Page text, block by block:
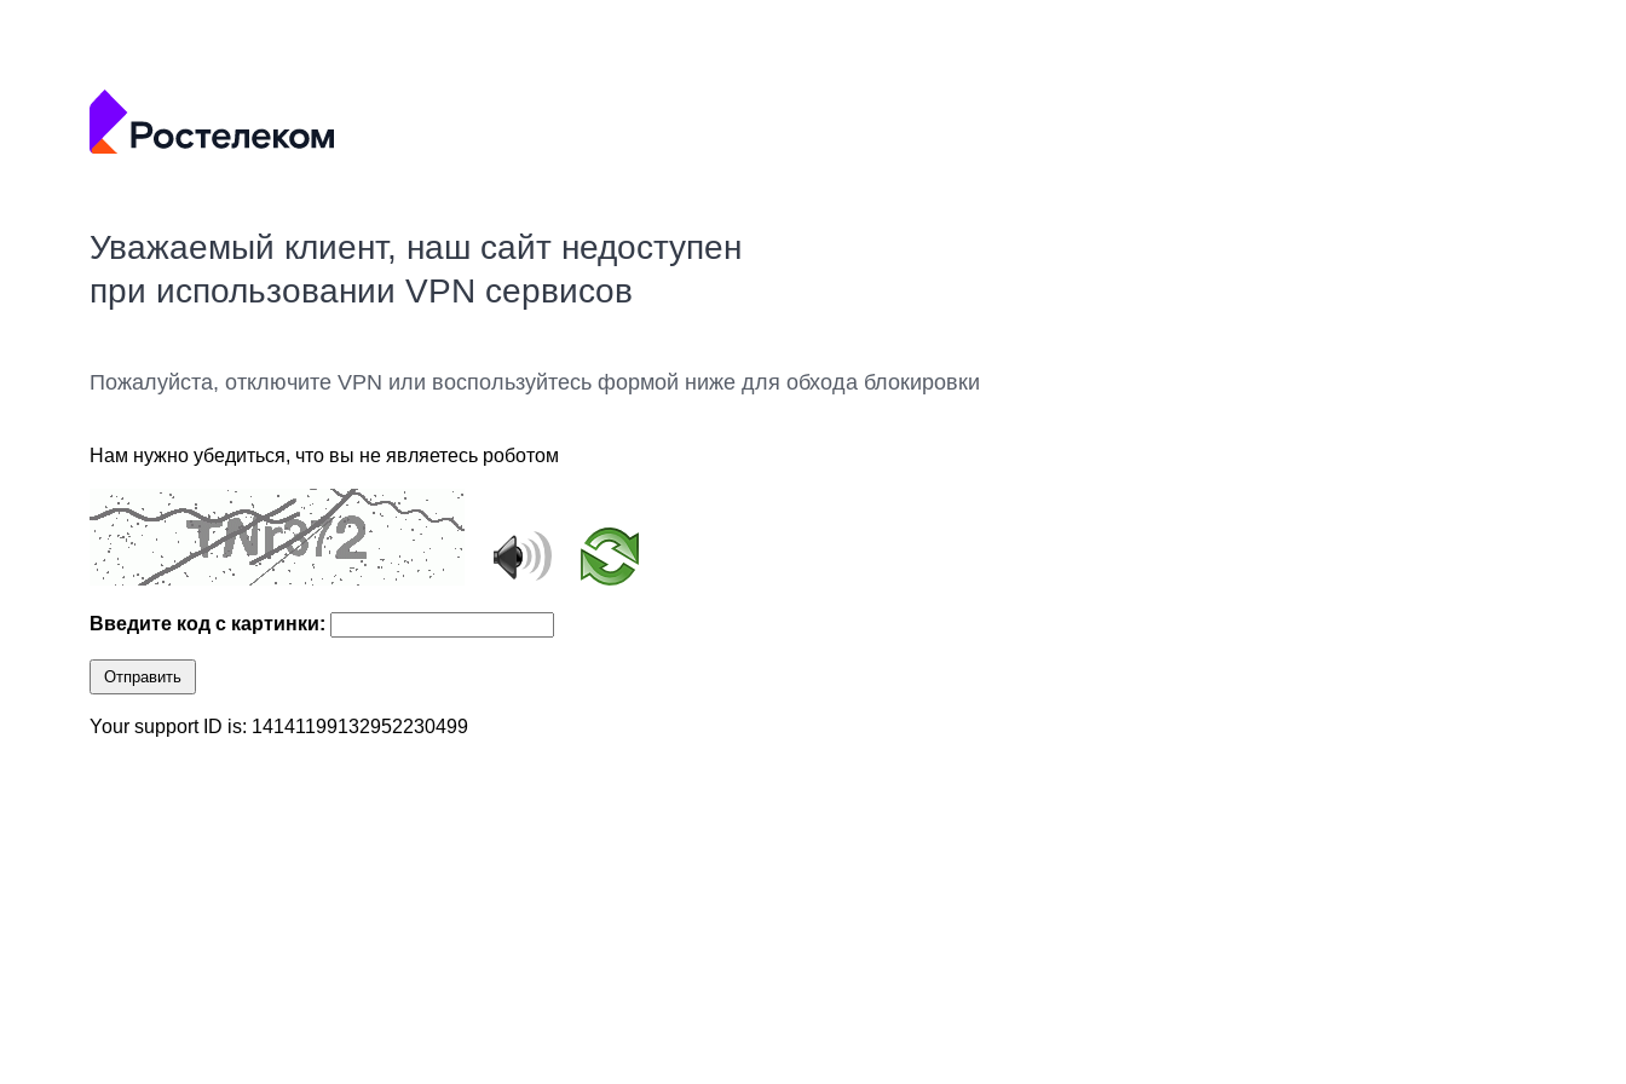
Уважаемый клиент, наш сайт недоступен
при использовании VPN сервисов
Пожалуйста, отключите VPN или воспользуйтесь формой ниже для обхода блокировки
Нам нужно убедиться, что вы не являетесь роботом
Введите код с картинки:
Отправить
Your support ID is: 14141199132952230499